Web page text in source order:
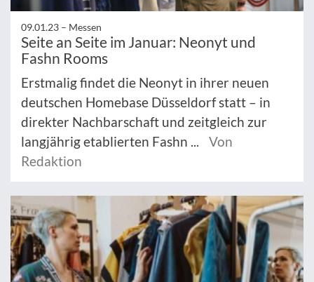
09.01.23 – Messen
Seite an Seite im Januar: Neonyt und
Fashn Rooms
Erstmalig findet die Neonyt in ihrer neuen
deutschen Homebase Düsseldorf statt – in
direkter Nachbarschaft und zeitgleich zur
langjährig etablierten Fashn ...
Von
Redaktion